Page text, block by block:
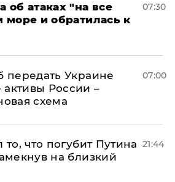
об атаках "на все
море и обратилась к
07:30
передать Украине
России –
схема
07:00
то, что погубит Путина
на близкий
21:44